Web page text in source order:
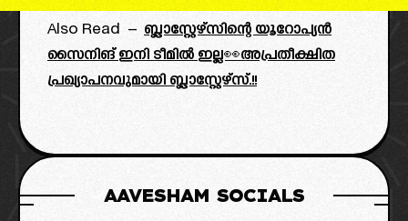
Also Read – ബ്ലാസ്റ്റേഴ്സിന്റെ യൂറോപ്യൻ
സൈനിങ് ഇനി ടീമിൽ ഇല്ല👀അപ്രതീക്ഷിത
പ്രഖ്യാപനവുമായി ബ്ലാസ്റ്റേഴ്‌സ്.!!
AAVESHAM SOCIALS